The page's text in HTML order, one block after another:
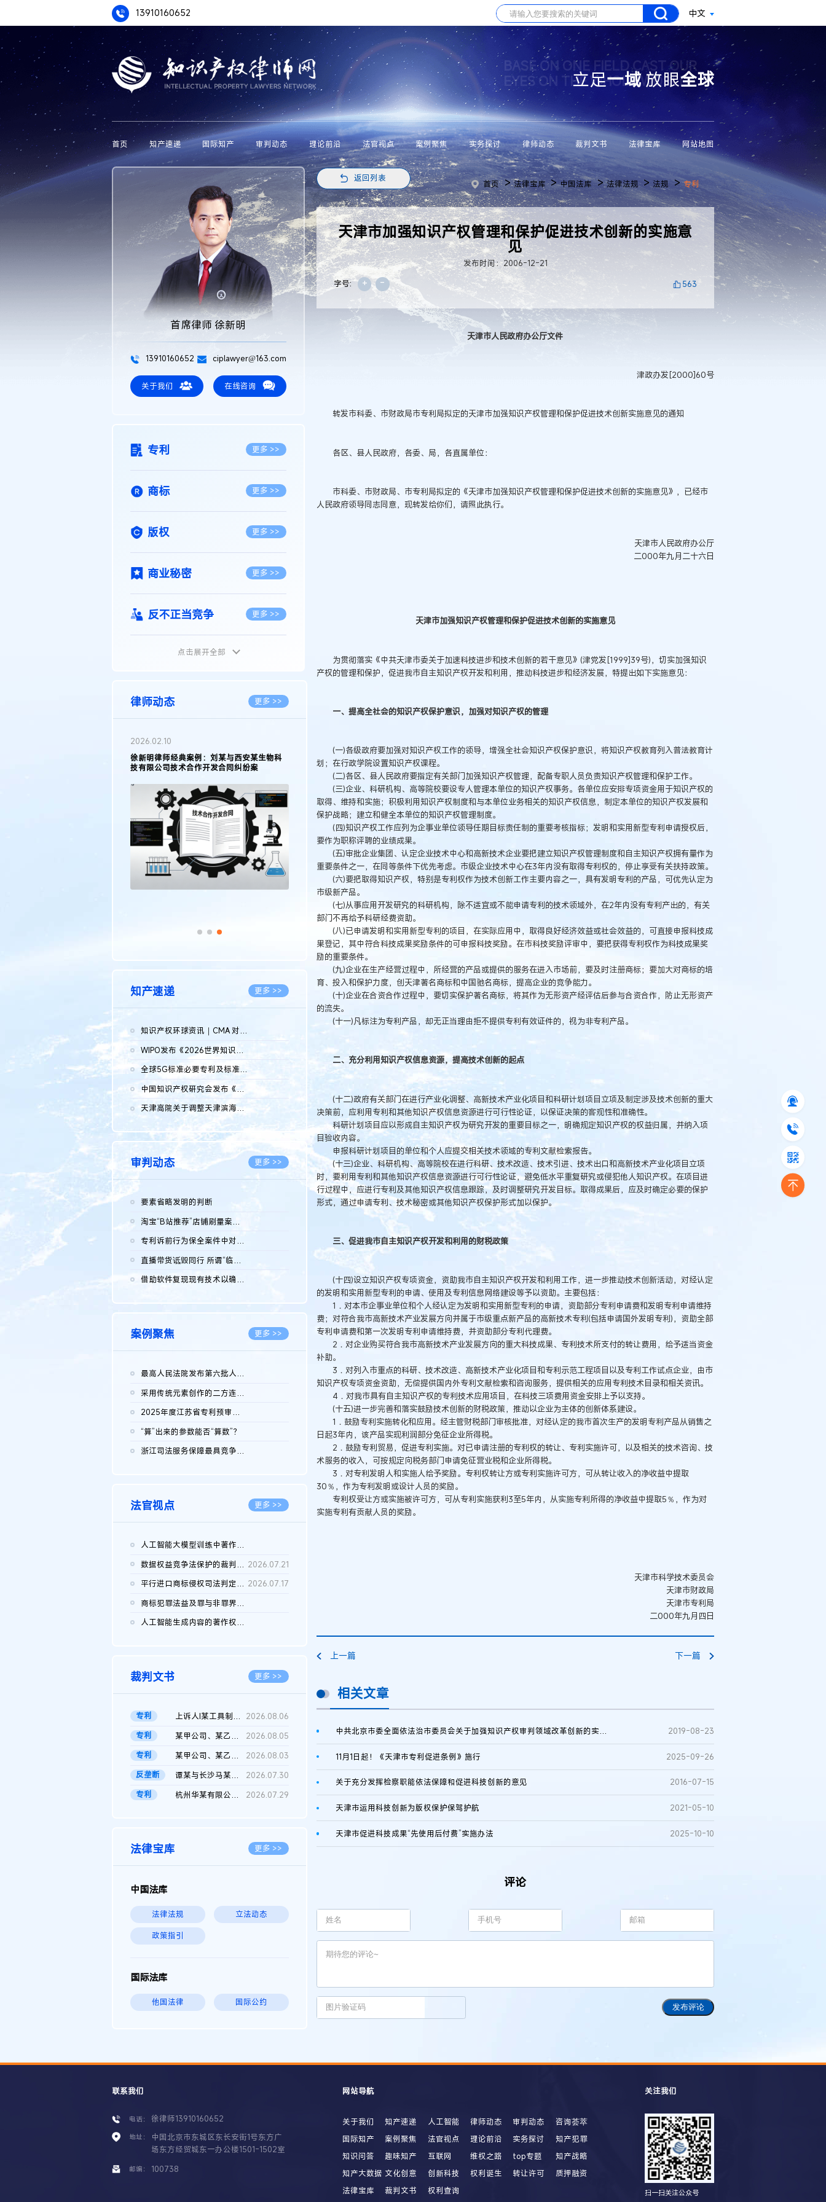
13910160652 中文
BASE ON ONE FIELD CAST OUR
EYES ON THE WHOLE WORLD
立足一域放眼全球
首页 知产速递 国际知产 审判动态 理论前沿 法官视点 案例聚焦 实务探讨 律师动态 裁判文书 法律宝库 网站地图
首席律师 徐新明
13910160652 ciplawyer@163.com
关于我们 在线咨询
专利 更多 >>
商标 更多 >>
版权 更多 >>
商业秘密 更多 >>
反不正当竞争 更多 >>
植物新品种
地理标志 更多 >>
集成电路布图设计
传统文化 更多 >>
点击展开全部
律师动态 更多 >>
2026.02.10
徐新明律师经典案例：刘某与西安某生物科
技有限公司技术合作开发合同纠纷案
知产速递 更多 >>
知识产权环球资讯｜CMA 对微软发起调查；批量搬运二手平台数据构...
WIPO发布《2026世界知识产权报告》 含报告全文
全球5G标准必要专利及标准提案研究报告（2026年）全文发布
中国知识产权研究会发布《2025年度中国企业海外知识产权纠纷调查...
2026.08.07
天津高院关于调整天津滨海高新技术产业开发区华苑科技园一审普通...
2026.08.07
审判动态 更多 >>
要素省略发明的判断
淘宝“B站推荐”店铺刷量案维持原判，两被告连带赔偿150万元
专利诉前行为保全案件中对仿制药申请人曾作出三类声明的考量及违...
直播带货诋毁同行 所谓“临场发挥”不免责
借助软件复现现有技术以确认相关参数特征是否被公开
案例聚焦 更多 >>
最高人民法院发布第六批人民法院种业知识产权司法保护典型案例 含...
采用传统元素创作的二方连续装饰图案作品的独创性及侵权对比认定
2025年度江苏省专利预审典型案例
“算”出来的参数能否“算数”？
浙江司法服务保障最具竞争力营商环境建设典型案例（第二批）含侵...
法官视点 更多 >>
人工智能大模型训练中著作权的合理使用
2026.07.28
数据权益竞争法保护的裁判路径构建 2026.07.21
平行进口商标侵权司法判定规则的困境与纾解 2026.07.17
商标犯罪法益及罪与非罪界限研究
人工智能生成内容的著作权司法认定：演进逻辑、现实困境与规则建...
裁判文书 更多 >>
专利 上诉人I某工具制品有限公司与被上诉人程某及一审被告中华人民共和...
2026.08.06
专利
某甲公司、某乙公司、某丙公司申请诉前行为保全复议裁定书
2026.08.05
专利
某甲公司、某乙公司、官某与某丙公司专利申请权权属纠纷 二审判决...
2026.08.03
反垄断
谭某与长沙马某堆农产品股份有限公司滥用市场支配地位纠纷二审裁...
2026.07.30
专利
杭州华某有限公司与菲某有限公司侵害发明专利权纠纷 2026.07.29
法律宝库 更多 >>
中国法库
法律法规 立法动态
政策指引
国际法库
他国法律 国际公约
返回列表
首页 >法律宝库 >中国法库 >法律法规 >法规 >专利
天津市加强知识产权管理和保护促进技术创新的实施意
见
发布时间：2006-12-21
字号:
+ - 563
天津市人民政府办公厅文件
津政办发[2000]60号
转发市科委、市财政局市专利局拟定的天津市加强知识产权管理和保护促进技术创新实施意见的通知
各区、县人民政府，各委、局，各直属单位：
市科委、市财政局、市专利局拟定的《天津市加强知识产权管理和保护促进技术创新的实施意见》，已经市
人民政府领导同志同意，现转发给你们，请照此执行。
天津市人民政府办公厅
二000年九月二十六日
天津市加强知识产权管理和保护促进技术创新的实施意见
为贯彻落实《中共天津市委关于加速科技进步和技术创新的若干意见》(津党发[1999]39号)，切实加强知识
产权的管理和保护，促进我市自主知识产权开发和利用，推动科技进步和经济发展，特提出如下实施意见：
一、提高全社会的知识产权保护意识，加强对知识产权的管理
(一)各级政府要加强对知识产权工作的领导，增强全社会知识产权保护意识，将知识产权教育列入普法教育计
划；在行政学院设置知识产权课程。
(二)各区、县人民政府要指定有关部门加强知识产权管理，配备专职人员负责知识产权管理和保护工作。
(三)企业、科研机构、高等院校要设专人管理本单位的知识产权事务。各单位应安排专项资金用于知识产权的
取得、维持和实施；积极利用知识产权制度和与本单位业务相关的知识产权信息，制定本单位的知识产权发展和
保护战略；建立和健全本单位的知识产权管理制度。
(四)知识产权工作应列为企事业单位领导任期目标责任制的重要考核指标；发明和实用新型专利申请授权后，
要作为职称评聘的业绩成果。
(五)审批企业集团、认定企业技术中心和高新技术企业要把建立知识产权管理制度和自主知识产权拥有量作为
重要条件之一，在同等条件下优先考虑。市级企业技术中心在3年内没有取得专利权的，停止享受有关扶持政策。
(六)要把取得知识产权，特别是专利权作为技术创新工作主要内容之一，具有发明专利的产品，可优先认定为
市级新产品。
(七)从事应用开发研究的科研机构，除不适宜或不能申请专利的技术领域外，在2年内没有专利产出的，有关
部门不再给予科研经费资助。
(八)已申请发明和实用新型专利的项目，在实际应用中，取得良好经济效益或社会效益的，可直接申报科技成
果登记，其中符合科技成果奖励条件的可申报科技奖励。在市科技奖励评审中，要把获得专利权作为科技成果奖
励的重要条件。
(九)企业在生产经营过程中，所经营的产品或提供的服务在进入市场前，要及时注册商标；要加大对商标的培
育、投入和保护力度，创天津著名商标和中国驰名商标，提高企业的竞争能力。
(十)企业在合资合作过程中，要切实保护著名商标，将其作为无形资产经评估后参与合资合作，防止无形资产
的流失。
(十一)凡标注为专利产品，却无正当理由拒不提供专利有效证件的，视为非专利产品。
二、充分利用知识产权信息资源，提高技术创新的起点
(十二)政府有关部门在进行产业化调整、高新技术产业化项目和科研计划项目立项及制定涉及技术创新的重大
决策前，应利用专利和其他知识产权信息资源进行可行性论证，以保证决策的客观性和准确性。
科研计划项目应以形成自主知识产权为研究开发的重要目标之一，明确规定知识产权的权益归属，并纳入项
目验收内容。
申报科研计划项目的单位和个人应提交相关技术领域的专利文献检索报告。
(十三)企业、科研机构、高等院校在进行科研、技术改造、技术引进、技术出口和高新技术产业化项目立项
时，要利用专利和其他知识产权信息资源进行可行性论证，避免低水平重复研究或侵犯他人知识产权。在项目进
行过程中，应进行专利及其他知识产权信息跟踪，及时调整研究开发目标。取得成果后，应及时确定必要的保护
形式，通过申请专利、技术秘密或其他知识产权保护形式加以保护。
三、促进我市自主知识产权开发和利用的财税政策
(十四)设立知识产权专项资金，资助我市自主知识产权开发和利用工作，进一步推动技术创新活动，对经认定
的发明和实用新型专利的申请、使用及专利信息网络建设等予以资助。主要包括：
1．对本市企事业单位和个人经认定为发明和实用新型专利的申请，资助部分专利申请费和发明专利申请维持
费；对符合我市高新技术产业发展方向并属于市级重点新产品的高新技术专利(包括申请国外发明专利)，资助全部
专利申请费和第一次发明专利申请维持费，并资助部分专利代理费。
2．对企业购买符合我市高新技术产业发展方向的重大科技成果、专利技术所支付的转让费用，给予适当资金
补助。
3．对列入市重点的科研、技术改造、高新技术产业化项目和专利示范工程项目以及专利工作试点企业，由市
知识产权专项资金资助，无偿提供国内外专利文献检索和咨询服务，提供相关的应用专利技术目录和相关资讯。
4．对我市具有自主知识产权的专利技术应用项目，在科技三项费用资金安排上予以支持。
(十五)进一步完善和落实鼓励技术创新的财税政策，推动以企业为主体的创新体系建设。
1．鼓励专利实施转化和应用。经主管财税部门审核批准，对经认定的我市首次生产的发明专利产品从销售之
日起3年内，该产品实现利润部分免征企业所得税。
2．鼓励专利贸易，促进专利实施。对已申请注册的专利权的转让、专利实施许可，以及相关的技术咨询、技
术服务的收入，可按规定向税务部门申请免征营业税和企业所得税。
3．对专利发明人和实施人给予奖励。专利权转让方或专利实施许可方，可从转让收入的净收益中提取
30％，作为专利发明或设计人员的奖励。
专利权受让方或实施被许可方，可从专利实施获利3至5年内，从实施专利所得的净收益中提取5％，作为对
实施专利有贡献人员的奖励。
天津市科学技术委员会
天津市财政局
天津市专利局
二000年九月四日
上一篇 下一篇
相关文章
中共北京市委全面依法治市委员会关于加强知识产权审判领域改革创新的实施意见 2019-08-23
11月1日起！《天津市专利促进条例》施行 2025-09-26
关于充分发挥检察职能依法保障和促进科技创新的意见 2016-07-15
天津市运用科技创新为版权保护保驾护航 2021-05-10
天津市促进科技成果“先使用后付费”实施办法 2025-10-10
评论
发布评论
联系我们
电话： 徐律师13910160652
地址：
中国北京市东城区东长安街1号东方广
场东方经贸城东一办公楼1501-1502室
邮编： 100738
网站导航
关于我们 知产速递 人工智能 律师动态 审判动态
咨询荟萃
国际知产
案例聚焦 法官视点 理论前沿 实务探讨
知产犯罪
知识问答
趣味知产 互联网 维权之路 top专题
知产战略
知产大数据 文化创意 创新科技 权利诞生 转让许可
质押融资
法律宝库
裁判文书 权利查询
关注我们
扫一扫关注公众号